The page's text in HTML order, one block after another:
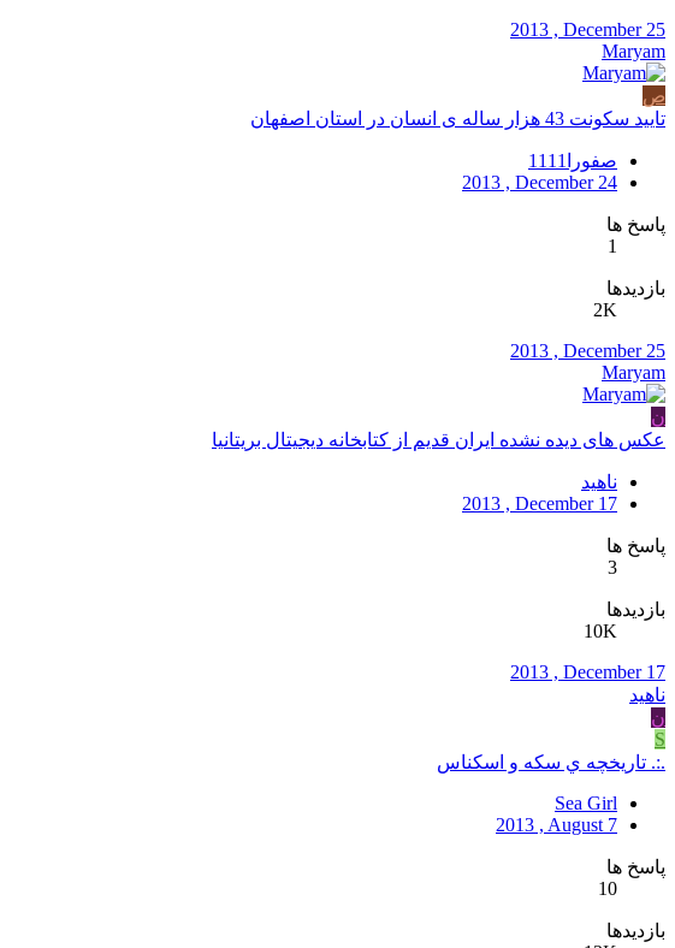
2013 , December 25
Maryam
ص
تایید سکونت 43 هزار ساله ی انسان در استان اصفهان
صفورا1111
2013 , December 24
پاسخ ها
1
بازدیدها
2K
2013 , December 25
Maryam
ن
عکس های دیده نشده ایران قدیم از کتابخانه دیجیتال بریتانیا
ناهید
2013 , December 17
پاسخ ها
3
بازدیدها
10K
2013 , December 17
ناهید
ن
S
.:. تاريخچه ي سكه و اسكناس
Sea Girl
2013 , August 7
پاسخ ها
10
بازدیدها